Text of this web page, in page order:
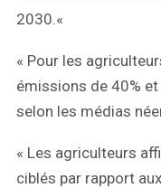
2030.«
« Pour les
émissions de 40%
selon les médias
« Les agriculteurs
ciblés par rapport